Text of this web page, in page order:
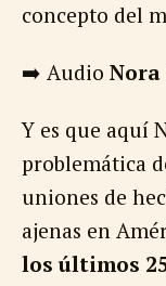
concepto del
➡️ Audio Nora
Y es que aquí
problemática
uniones de
ajenas en
los últimos